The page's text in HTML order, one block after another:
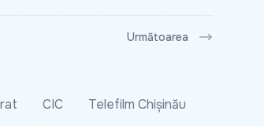
Următoarea
CIC
Telefilm Chișinău